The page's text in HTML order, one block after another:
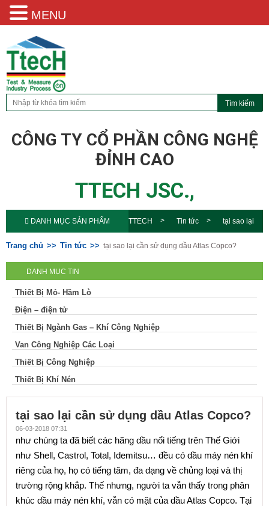
CÔNG TY CỔ PHẦN CÔNG NGHỆ
ĐỈNH CAO
TTECH JSC.,
DANH MỤC SẢN PHẨM TTECH Tin tức tại sao lại
cần sử dụng dầu Atlas Copco?
Trang chủ Tin tức tại sao lại cần sử dụng dầu Atlas Copco?
DANH MỤC TIN
Thiết Bị Mỏ- Hầm Lò
Điện – điện tử
Thiết Bị Ngành Gas – Khí Công Nghiệp
Van Công Nghiệp Các Loại
Thiết Bị Công Nghiệp
Thiết Bị Khí Nén
tại sao lại cần sử dụng dầu Atlas Copco?
06-03-2018 07:31
như chúng ta đã biết các hãng dầu nổi tiếng trên Thế Giới
như Shell, Castrol, Total, Idemitsu… đều có dầu máy nén khí
riêng của họ, họ có tiếng tăm, đa dạng về chủng loại và thị
trường rộng khắp. Thế nhưng, người ta vẫn thấy trong phân
khúc dầu máy nén khí, vẫn có mặt của dầu Atlas Copco. Tại
MENU